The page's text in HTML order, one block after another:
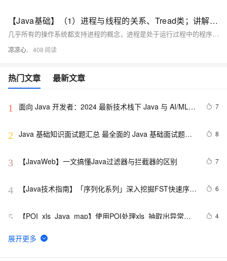
【Java基础】（1）进程与线程的关系、Tread类；讲解基本线程安全、网络编程内容；JSON序列化与反序列化
几乎所有的操作系统都支持进程的概念，进程是处于运行过程中的程序，并且具有一定的独立功能，进程是系统进行资源分配和调度的一个独立单位一般而言，进程包含如下三个特征。独立性动态性并发性。
凉凉心. 408
热门文章 最新文章
1
面向 Java 开发者：2024 最新技术栈下 Java 与 AI/ML
7
2 Java 基础知识面试题汇总 最全面的 Java 基础面试题整
8
3 【JavaWeb】一文搞懂Java过滤器与拦截器的区别 7
4
【Java技术指南】「序列化系列」深入挖掘FST快速序列
6
5
【POI  xls  Java  map】使用POI处理xls  抽取出异常信
4
6 Java 注解 阐释 hibernate ORM